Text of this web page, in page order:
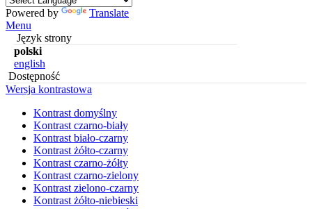
Powered by
Translate
Menu
Język strony
polski
english
Dostępność
Wersja kontrastowa
Kontrast domyślny
Kontrast czarno-biały
Kontrast biało-czarny
Kontrast żółto-czarny
Kontrast czarno-żółty
Kontrast czarno-zielony
Kontrast zielono-czarny
Kontrast żółto-niebieski